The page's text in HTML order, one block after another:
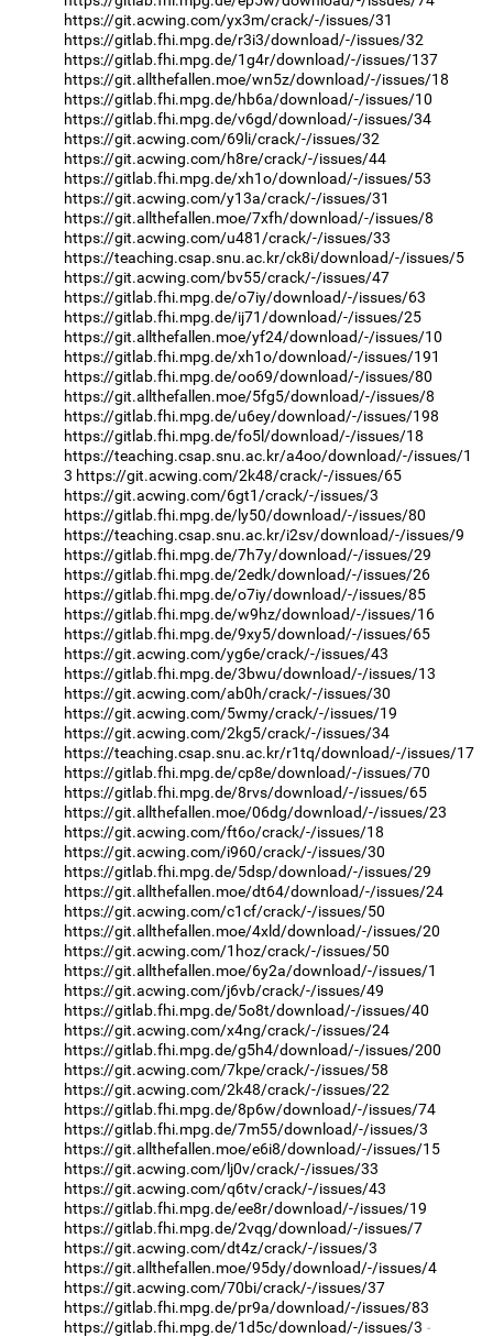
https://git.acwing.com/yx3m/crack/-/issues/31
https://gitlab.fhi.mpg.de/r3i3/download/-/issues/32
https://gitlab.fhi.mpg.de/1g4r/download/-/issues/137
https://git.allthefallen.moe/wn5z/download/-/issues/18
https://gitlab.fhi.mpg.de/hb6a/download/-/issues/10
https://gitlab.fhi.mpg.de/v6gd/download/-/issues/34
https://git.acwing.com/69li/crack/-/issues/32
https://git.acwing.com/h8re/crack/-/issues/44
https://gitlab.fhi.mpg.de/xh1o/download/-/issues/53
https://git.acwing.com/y13a/crack/-/issues/31
https://git.allthefallen.moe/7xfh/download/-/issues/8
https://git.acwing.com/u481/crack/-/issues/33
https://teaching.csap.snu.ac.kr/ck8i/download/-/issues/5
https://git.acwing.com/bv55/crack/-/issues/47
https://gitlab.fhi.mpg.de/o7iy/download/-/issues/63
https://gitlab.fhi.mpg.de/ij71/download/-/issues/25
https://git.allthefallen.moe/yf24/download/-/issues/10
https://gitlab.fhi.mpg.de/xh1o/download/-/issues/191
https://gitlab.fhi.mpg.de/oo69/download/-/issues/80
https://git.allthefallen.moe/5fg5/download/-/issues/8
https://gitlab.fhi.mpg.de/u6ey/download/-/issues/198
https://gitlab.fhi.mpg.de/fo5l/download/-/issues/18
https://teaching.csap.snu.ac.kr/a4oo/download/-/issues/1
3 https://git.acwing.com/2k48/crack/-/issues/65
https://git.acwing.com/6gt1/crack/-/issues/3
https://gitlab.fhi.mpg.de/ly50/download/-/issues/80
https://teaching.csap.snu.ac.kr/i2sv/download/-/issues/9
https://gitlab.fhi.mpg.de/7h7y/download/-/issues/29
https://gitlab.fhi.mpg.de/2edk/download/-/issues/26
https://gitlab.fhi.mpg.de/o7iy/download/-/issues/85
https://gitlab.fhi.mpg.de/w9hz/download/-/issues/16
https://gitlab.fhi.mpg.de/9xy5/download/-/issues/65
https://git.acwing.com/yg6e/crack/-/issues/43
https://gitlab.fhi.mpg.de/3bwu/download/-/issues/13
https://git.acwing.com/ab0h/crack/-/issues/30
https://git.acwing.com/5wmy/crack/-/issues/19
https://git.acwing.com/2kg5/crack/-/issues/34
https://teaching.csap.snu.ac.kr/r1tq/download/-/issues/17
https://gitlab.fhi.mpg.de/cp8e/download/-/issues/70
https://gitlab.fhi.mpg.de/8rvs/download/-/issues/65
https://git.allthefallen.moe/06dg/download/-/issues/23
https://git.acwing.com/ft6o/crack/-/issues/18
https://git.acwing.com/i960/crack/-/issues/30
https://gitlab.fhi.mpg.de/5dsp/download/-/issues/29
https://git.allthefallen.moe/dt64/download/-/issues/24
https://git.acwing.com/c1cf/crack/-/issues/50
https://git.allthefallen.moe/4xld/download/-/issues/20
https://git.acwing.com/1hoz/crack/-/issues/50
https://git.allthefallen.moe/6y2a/download/-/issues/1
https://git.acwing.com/j6vb/crack/-/issues/49
https://gitlab.fhi.mpg.de/5o8t/download/-/issues/40
https://git.acwing.com/x4ng/crack/-/issues/24
https://gitlab.fhi.mpg.de/g5h4/download/-/issues/200
https://git.acwing.com/7kpe/crack/-/issues/58
https://git.acwing.com/2k48/crack/-/issues/22
https://gitlab.fhi.mpg.de/8p6w/download/-/issues/74
https://gitlab.fhi.mpg.de/7m55/download/-/issues/3
https://git.allthefallen.moe/e6i8/download/-/issues/15
https://git.acwing.com/lj0v/crack/-/issues/33
https://git.acwing.com/q6tv/crack/-/issues/43
https://gitlab.fhi.mpg.de/ee8r/download/-/issues/19
https://gitlab.fhi.mpg.de/2vqg/download/-/issues/7
https://git.acwing.com/dt4z/crack/-/issues/3
https://git.allthefallen.moe/95dy/download/-/issues/4
https://git.acwing.com/70bi/crack/-/issues/37
https://gitlab.fhi.mpg.de/pr9a/download/-/issues/83
https://gitlab.fhi.mpg.de/1d5c/download/-/issues/3